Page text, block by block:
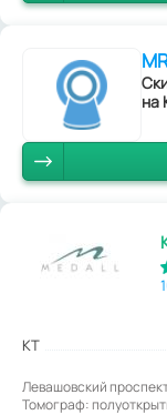
на
КТ
Левашовский
Томограф: